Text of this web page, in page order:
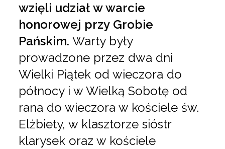
wzięli udział w warcie
honorowej przy Grobie
Pańskim. Warty były
prowadzone przez dwa dni
Wielki Piątek od wieczora do
północy i w Wielką Sobotę od
rana do wieczora w kościele św.
Elżbiety, w klasztorze sióstr
klarysek oraz w kościele